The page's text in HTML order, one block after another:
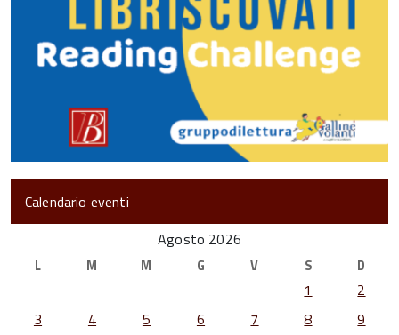
Calendario eventi
Agosto 2026
L M M G V S D
1
2
3
4 5 6 7 8
9